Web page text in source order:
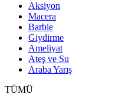
Aksiyon
Macera
Barbie
Giydirme
Ameliyat
Ateş ve Su
Araba Yarış
TÜMÜ